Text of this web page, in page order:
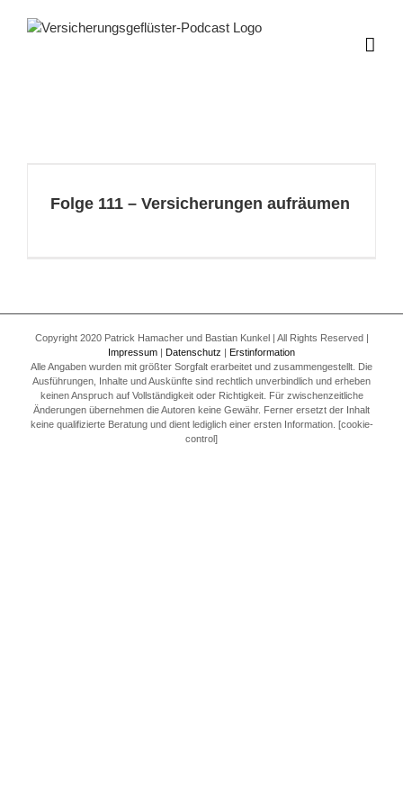
Inhalt
Folge 111 – Versicherungen aufräumen
Copyright 2020 Patrick Hamacher und Bastian Kunkel | All Rights Reserved |
Impressum | Datenschutz | Erstinformation
Alle Angaben wurden mit größter Sorgfalt erarbeitet und zusammengestellt. Die
Ausführungen, Inhalte und Auskünfte sind rechtlich unverbindlich und erheben
keinen Anspruch auf Vollständigkeit oder Richtigkeit. Für zwischenzeitliche
Änderungen übernehmen die Autoren keine Gewähr. Ferner ersetzt der Inhalt
keine qualifizierte Beratung und dient lediglich einer ersten Information. [cookie-
control]